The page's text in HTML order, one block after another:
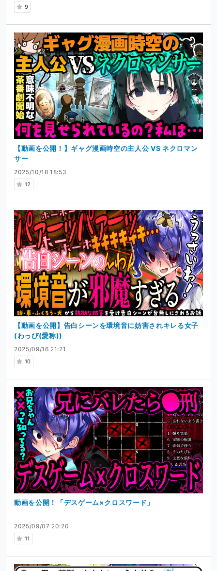
9
2025/10/18 18:53
12
【動画を公開！】ギャグ漫画時空の主人公 VS ネクロマン
サー
2025/09/16 21:21
10
【動画を公開】告白シーンを環境音に妨害されキレる女子
(わっぴ(愛称))
2025/09/07 20:20
11
動画を公開！「デスゲーム×クロスワード」